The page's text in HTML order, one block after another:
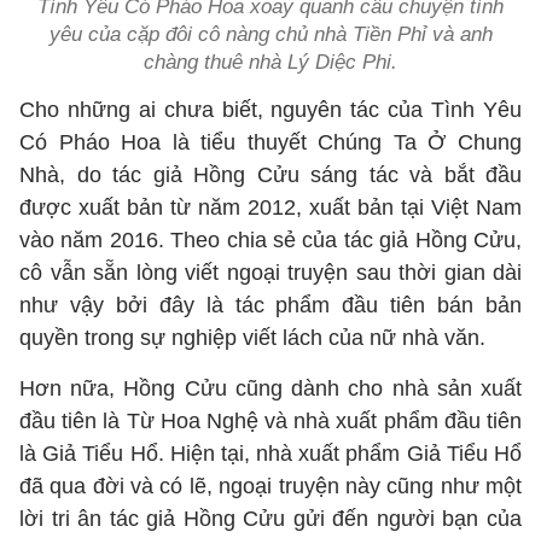
Tình Yêu Có Pháo Hoa xoay quanh câu chuyện tình
yêu của cặp đôi cô nàng chủ nhà Tiền Phỉ và anh
chàng thuê nhà Lý Diệc Phi.
Cho những ai chưa biết, nguyên tác của Tình Yêu
Có Pháo Hoa là tiểu thuyết Chúng Ta Ở Chung
Nhà, do tác giả Hồng Cửu sáng tác và bắt đầu
được xuất bản từ năm 2012, xuất bản tại Việt Nam
vào năm 2016. Theo chia sẻ của tác giả Hồng Cửu,
cô vẫn sẵn lòng viết ngoại truyện sau thời gian dài
như vậy bởi đây là tác phẩm đầu tiên bán bản
quyền trong sự nghiệp viết lách của nữ nhà văn.
Hơn nữa, Hồng Cửu cũng dành cho nhà sản xuất
đầu tiên là Từ Hoa Nghệ và nhà xuất phẩm đầu tiên
là Giả Tiểu Hổ. Hiện tại, nhà xuất phẩm Giả Tiểu Hổ
đã qua đời và có lẽ, ngoại truyện này cũng như một
lời tri ân tác giả Hồng Cửu gửi đến người bạn của